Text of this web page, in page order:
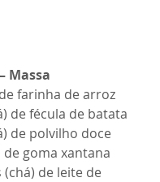
Massa
farinha de arroz
de fécula de batata
de polvilho doce
de goma xantana
(chá) de leite de